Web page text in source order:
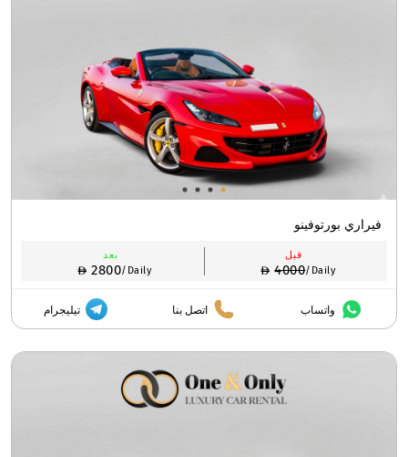
فيراري بورتوفينو
قبل
4000/Daily
بعد
2800/Daily
واتساب اتصل بنا تيليجرام